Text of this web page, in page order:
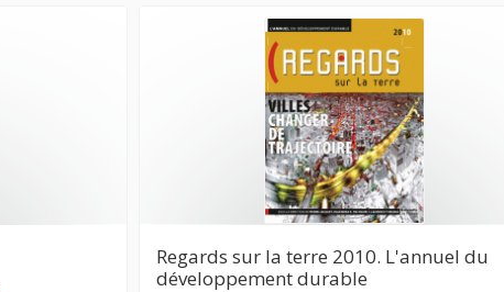
Regards sur la terre 2010. L'annuel du
développement durable